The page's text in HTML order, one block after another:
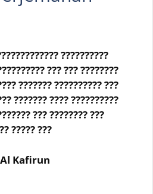
??????????
??? ??? ????????
??????? ?????????? ???
??????? ???? ??????????
??? ???????? ???
????? ???
Kafirun